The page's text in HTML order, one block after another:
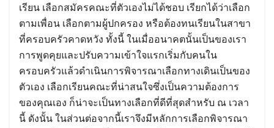
เรียน เลือกสมัครคณะที่ตัวเองไม่ได้ชอบ เรียกได้ว่าเลือก
ตามเพื่อน เลือกตามผู้ปกครอง หรือต้องทนเรียนในสาขา
ที่ครอบครัวคาดหวัง ทั้งนี้ ในเมื่ออนาคตนั้นเป็นของเรา
การพูดคุยและปรับความเข้าใจแรกเริ่มกับคนใน
ครอบครัวแล้วดำเนินการพิจารณาเลือกทางเดินเป็นของ
ตัวเอง เลือกเรียนคณะที่น่าสนใจซึ่งเป็นความต้องการ
ของคุณเอง ก็น่าจะเป็นทางเลือกที่ดีที่สุดสำหรับ ณ เวลา
นี้ ดังนั้น ในส่วนต่อจากนี้เราจึงมีหลักการเลือกพิจารณา